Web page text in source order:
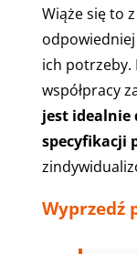
Wiąże się to
ich potrzeby.
współpracy
jest idealnie
specyfikacji
Wyprzedź